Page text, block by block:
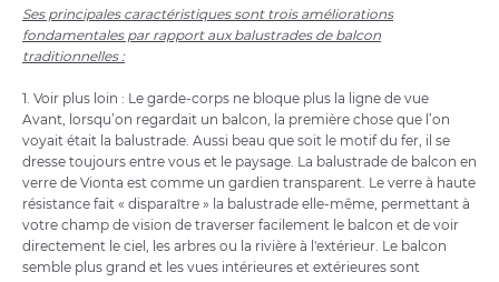
Ses principales caractéristiques sont trois améliorations
fondamentales par rapport aux balustrades de balcon
traditionnelles :
1. Voir plus loin : Le garde-corps ne bloque plus la ligne de vue
Avant, lorsqu’on regardait un balcon, la première chose que l’on
voyait était la balustrade. Aussi beau que soit le motif du fer, il se
dresse toujours entre vous et le paysage. La balustrade de balcon en
verre de Vionta est comme un gardien transparent. Le verre à haute
résistance fait « disparaître » la balustrade elle-même, permettant à
votre champ de vision de traverser facilement le balcon et de voir
directement le ciel, les arbres ou la rivière à l'extérieur. Le balcon
semble plus grand et les vues intérieures et extérieures sont